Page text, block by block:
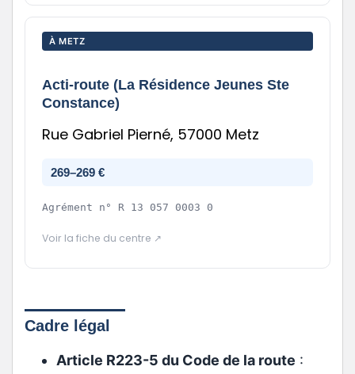
À METZ
Acti‑route (La Résidence Jeunes Ste
Constance)
Rue Gabriel Pierné, 57000 Metz
269–269 €
Agrément n° R 13 057 0003 0
Voir la fiche du centre ↗
Cadre légal
Article R223-5 du Code de la route :